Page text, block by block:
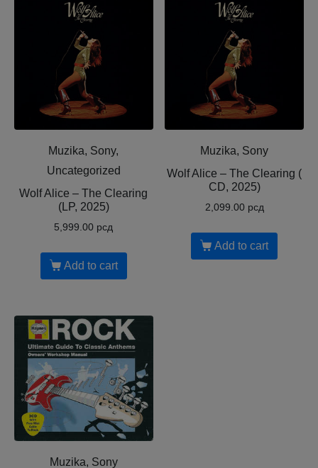
Muzika, Sony,
Uncategorized
Wolf Alice – The Clearing
(LP, 2025)
5,999.00 рсд
Add to cart
Muzika, Sony
Wolf Alice – The Clearing (
CD, 2025)
2,099.00 рсд
Add to cart
Muzika, Sony